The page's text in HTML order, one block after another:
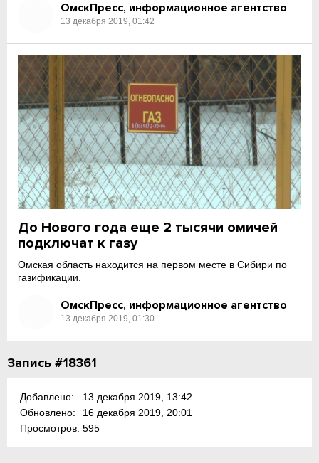
ОмскПресс, информационное агентство
13 декабря 2019, 01:42
До Нового года еще 2 тысячи омичей
подключат к газу
Омская область находится на первом месте в Сибири по
газификации.
ОмскПресс, информационное агентство
13 декабря 2019, 01:30
Запись #18361
Добавлено:
13 декабря 2019, 13:42
Обновлено:
16 декабря 2019, 20:01
Просмотров: 595